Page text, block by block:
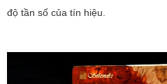
độ tần số của tín hiệu.